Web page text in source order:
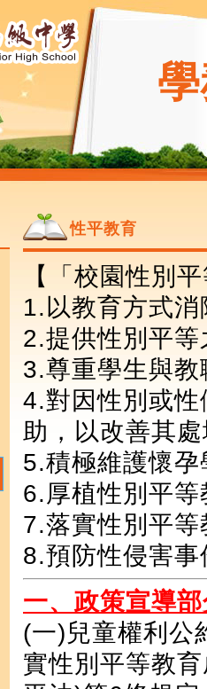
性平教育
【「校園性別
1.以教育方式
2.提供性別平
3.尊重學生與
4.對因性別或
助，以改善其
5.積極維護懷
6.厚植性別平
7.落實性別平
8.預防性侵害
一、政策宣導
(一)兒童權利公
實性別平等教